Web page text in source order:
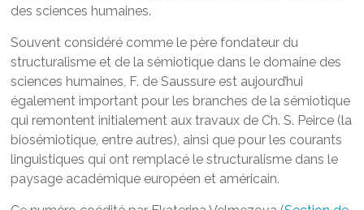
des sciences humaines.
Souvent considéré comme le père fondateur du
structuralisme et de la sémiotique dans le domaine des
sciences humaines, F. de Saussure est aujourd’hui
également important pour les branches de la sémiotique
qui remontent initialement aux travaux de Ch. S. Peirce (la
biosémiotique, entre autres), ainsi que pour les courants
linguistiques qui ont remplacé le structuralisme dans le
paysage académique européen et américain.